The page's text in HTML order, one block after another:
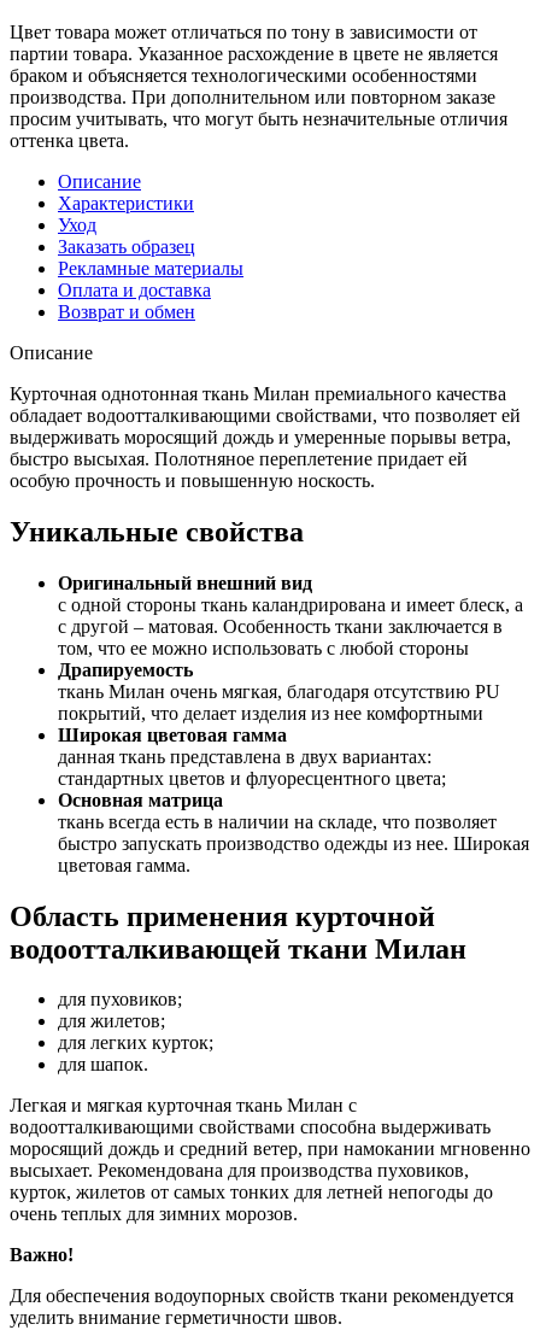
Цвет товара может отличаться по тону в зависимости от
партии товара. Указанное расхождение в цвете не является
браком и объясняется технологическими особенностями
производства. При дополнительном или повторном заказе
просим учитывать, что могут быть незначительные отличия
оттенка цвета.
Описание
Характеристики
Уход
Заказать образец
Рекламные материалы
Оплата и доставка
Возврат и обмен
Описание
Курточная однотонная ткань Милан премиального качества
обладает водоотталкивающими свойствами, что позволяет ей
выдерживать моросящий дождь и умеренные порывы ветра,
быстро высыхая. Полотняное переплетение придает ей
особую прочность и повышенную носкость.
Уникальные свойства
Оригинальный внешний вид
с одной стороны ткань каландрирована и имеет блеск, а
с другой – матовая. Особенность ткани заключается в
том, что ее можно использовать с любой стороны
Драпируемость
ткань Милан очень мягкая, благодаря отсутствию PU
покрытий, что делает изделия из нее комфортными
Широкая цветовая гамма
данная ткань представлена в двух вариантах:
стандартных цветов и флуоресцентного цвета;
Основная матрица
ткань всегда есть в наличии на складе, что позволяет
быстро запускать производство одежды из нее. Широкая
цветовая гамма.
Область применения курточной
водоотталкивающей ткани Милан
для пуховиков;
для жилетов;
для легких курток;
для шапок.
Легкая и мягкая курточная ткань Милан с
водоотталкивающими свойствами способна выдерживать
моросящий дождь и средний ветер, при намокании мгновенно
высыхает. Рекомендована для производства пуховиков,
курток, жилетов от самых тонких для летней непогоды до
очень теплых для зимних морозов.
Важно!
Для обеспечения водоупорных свойств ткани рекомендуется
уделить внимание герметичности швов.